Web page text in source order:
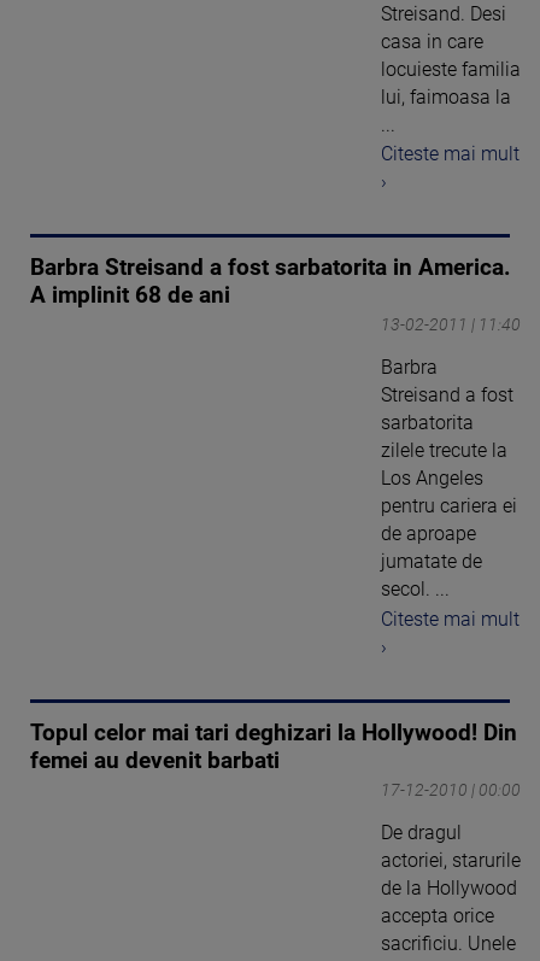
Streisand. Desi
casa in care
locuieste familia
lui, faimoasa la
Citeste mai mult
›
Barbra Streisand a fost sarbatorita in America.
A implinit 68 de ani
13-02-2011 | 11:40
Barbra
Streisand a fost
sarbatorita
zilele trecute la
Los Angeles
pentru cariera ei
de aproape
jumatate de
secol. ...
Citeste mai mult
›
Topul celor mai tari deghizari la Hollywood! Din
femei au devenit barbati
17-12-2010 | 00:00
De dragul
actoriei, starurile
de la Hollywood
accepta orice
sacrificiu. Unele